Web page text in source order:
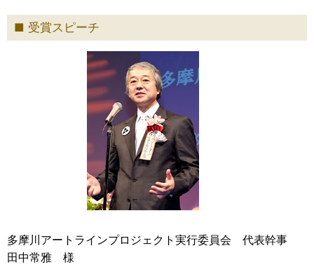
受賞スピーチ
多摩川アートラインプロジェクト実行委員会 代表幹事
田中常雅 様